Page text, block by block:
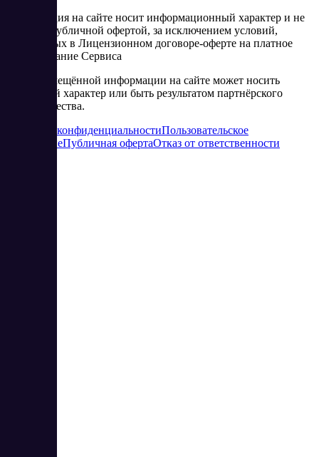
Информация на сайте носит информационный характер и не
является публичной офертой, за исключением условий,
изложенных в Лицензионном договоре-оферте на платное
использование Сервиса
Часть размещённой информации на сайте может носить
рекламный характер или быть результатом партнёрского
сотрудничества.
Политика конфиденциальностиПользовательское
соглашениеПубличная офертаОтказ от ответственности